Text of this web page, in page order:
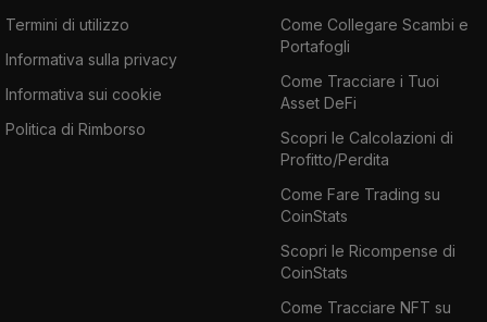
Termini di utilizzo
Informativa sulla privacy
Informativa sui cookie
Politica di Rimborso
Come Collegare Scambi e
Portafogli
Come Tracciare i Tuoi
Asset DeFi
Scopri le Calcolazioni di
Profitto/Perdita
Come Fare Trading su
CoinStats
Scopri le Ricompense di
CoinStats
Come Tracciare NFT su